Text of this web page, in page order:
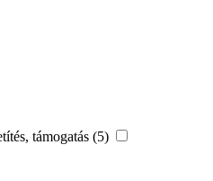
támogatás (5)